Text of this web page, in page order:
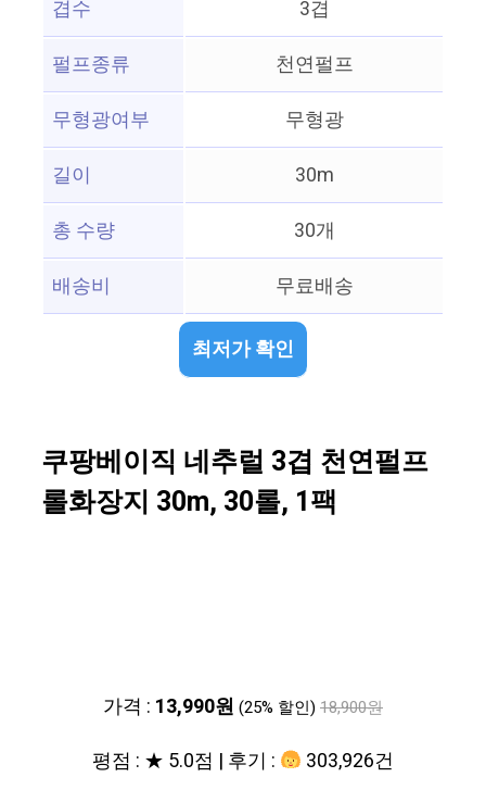
겹수
3겹
펄프종류
천연펄프
무형광여부
무형광
길이
30m
총 수량
30개
배송비
무료배송
최저가 확인
쿠팡베이직 네추럴 3겹 천연펄프
롤화장지 30m, 30롤, 1팩
가격 : 13,990원 (25% 할인) 18,900원
평점 : ★ 5.0점 | 후기 : 303,926건